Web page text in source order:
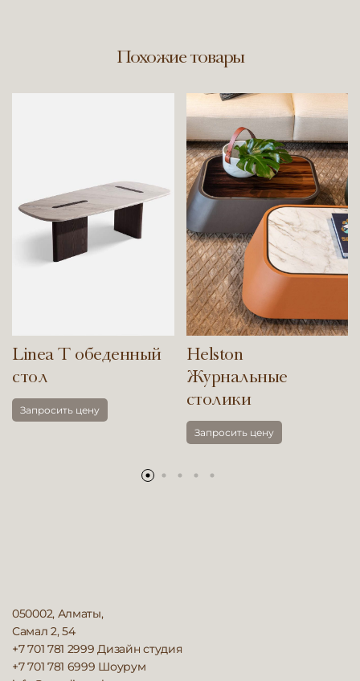
Похожие товары
Linea T обеденный
стол
Запросить цену
Helston
Журнальные
столики
Запросить цену
050002, Алматы,
Самал 2, 54
+7 701 781 2999 Дизайн студия
+7 701 781 6999 Шоурум